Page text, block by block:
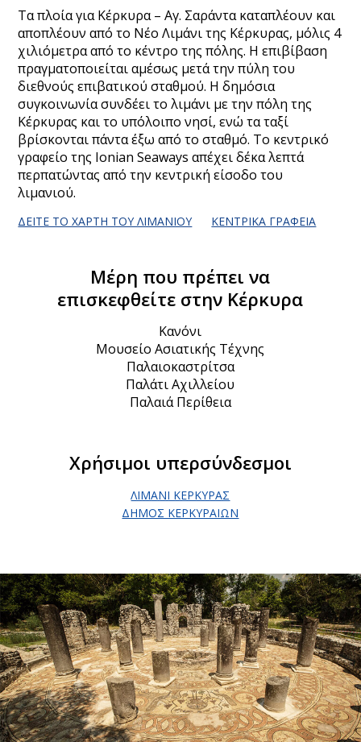
Τα πλοία για Κέρκυρα – Αγ. Σαράντα καταπλέουν και
αποπλέουν από το Νέο Λιμάνι της Κέρκυρας, μόλις 4
χιλιόμετρα από το κέντρο της πόλης. Η επιβίβαση
πραγματοποιείται αμέσως μετά την πύλη του
διεθνούς επιβατικού σταθμού. Η δημόσια
συγκοινωνία συνδέει το λιμάνι με την πόλη της
Κέρκυρας και το υπόλοιπο νησί, ενώ τα ταξί
βρίσκονται πάντα έξω από το σταθμό. Το κεντρικό
γραφείο της Ionian Seaways απέχει δέκα λεπτά
περπατώντας από την κεντρική είσοδο του
λιμανιού.
ΔΕΊΤΕ ΤΟ ΧΆΡΤΗ ΤΟΥ ΛΙΜΑΝΙΟΎ ΚΕΝΤΡΙΚΆ ΓΡΑΦΕΊΑ
Μέρη που πρέπει να
επισκεφθείτε στην Κέρκυρα
Κανόνι
Μουσείο Ασιατικής Τέχνης
Παλαιοκαστρίτσα
Παλάτι Αχιλλείου
Παλαιά Περίθεια
Χρήσιμοι υπερσύνδεσμοι
ΛΙΜΆΝΙ ΚΈΡΚΥΡΑΣ
ΔΉΜΟΣ ΚΕΡΚΥΡΑΊΩΝ